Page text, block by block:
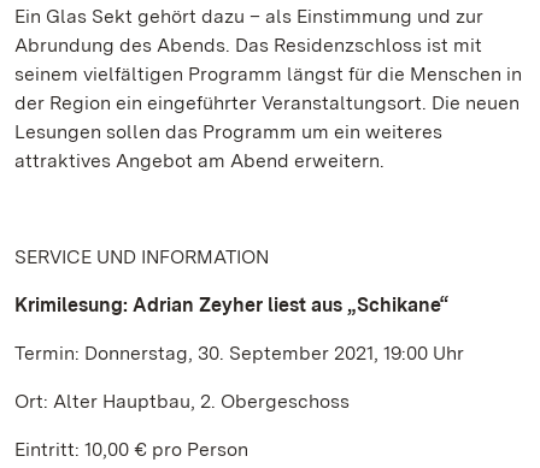
Ein Glas Sekt gehört dazu – als Einstimmung und zur
Abrundung des Abends. Das Residenzschloss ist mit
seinem vielfältigen Programm längst für die Menschen in
der Region ein eingeführter Veranstaltungsort. Die neuen
Lesungen sollen das Programm um ein weiteres
attraktives Angebot am Abend erweitern.
SERVICE UND INFORMATION
Krimilesung: Adrian Zeyher liest aus „Schikane“
Termin: Donnerstag, 30. September 2021, 19:00 Uhr
Ort: Alter Hauptbau, 2. Obergeschoss
Eintritt: 10,00 € pro Person